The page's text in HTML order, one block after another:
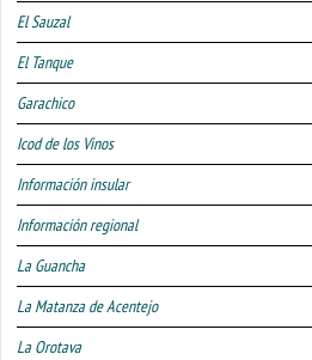
El Sauzal
El Tanque
Garachico
Icod de los Vinos
Información insular
Información regional
La Guancha
La Matanza de Acentejo
La Orotava